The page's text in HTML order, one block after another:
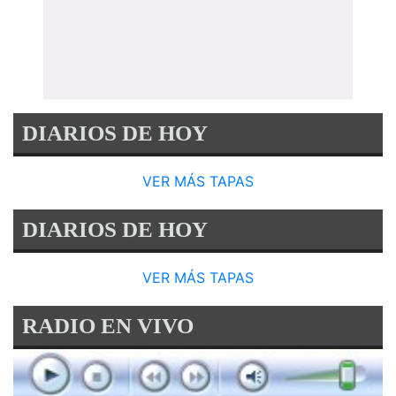
DIARIOS DE HOY
VER MÁS TAPAS
DIARIOS DE HOY
VER MÁS TAPAS
RADIO EN VIVO